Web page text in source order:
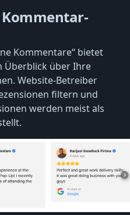
Kommentare“ bietet
Überblick über Ihre
Website-Betreiber
filtern und
werden meist als